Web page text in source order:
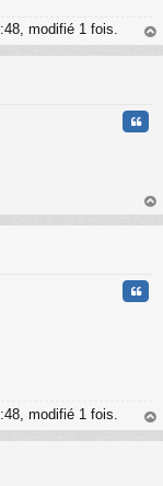
modifié 1 fois.
au
au
modifié 1 fois.
au